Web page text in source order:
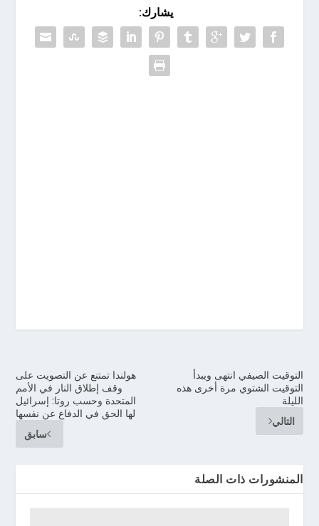
يشارك:
هولندا تمتنع عن التصويت على
وقف إطلاق النار في الأمم
المتحدة وحسب روتا: إسرائيل
لها الحق في الدفاع عن نفسها
سابق
التوقيت الصيفي انتهى ويبدأ
التوقيت الشتوي مرة أخرى هذه
الليلة
التالي
المنشورات ذات الصلة